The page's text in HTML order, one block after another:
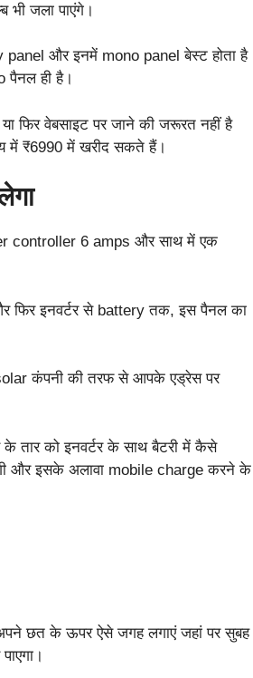
भी जला पाएंगे।
और इनमें mono panel बेस्ट होता है
पैनल ही है।
फिर वेबसाइट पर जाने की जरूरत नहीं है
में ₹6990 में खरीद सकते हैं।
controller 6 amps और साथ में एक
फिर इनवर्टर से battery तक, इस पैनल का
कंपनी की तरफ से आपके एड्रेस पर
को इनवर्टर के साथ बैटरी में कैसे
और इसके अलावा mobile charge करने के
छत के ऊपर ऐसे जगह लगाएं जहां पर सुबह